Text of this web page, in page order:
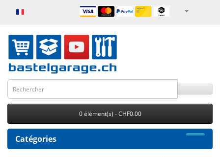
0 élément(s) - CHF0.00
Catégories